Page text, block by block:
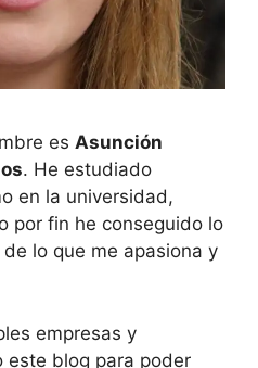
es Asunción
. He estudiado
en la universidad,
por fin he conseguido lo
lo que me apasiona y
empresas y
este blog para poder